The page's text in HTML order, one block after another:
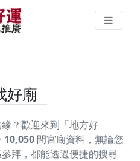
廟資料｜拜好廟
緣的信仰
好廟
？歡迎來到「地方好
10,050 間宮廟資料，無論您
拜，都能透過便捷的搜尋